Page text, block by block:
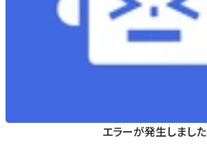
エラーが発生しました